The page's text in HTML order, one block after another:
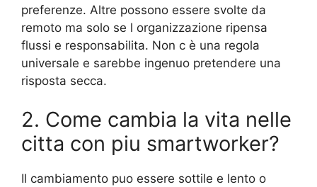
preferenze. Altre possono essere svolte da
remoto ma solo se l organizzazione ripensa
flussi e responsabilita. Non c è una regola
universale e sarebbe ingenuo pretendere una
risposta secca.
2. Come cambia la vita nelle
citta con piu smartworker?
Il cambiamento puo essere sottile e lento o